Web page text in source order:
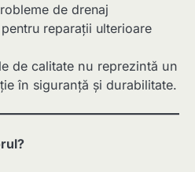
de drenaj
reparații ulterioare
de calitate nu reprezintă un
în siguranță și durabilitate.